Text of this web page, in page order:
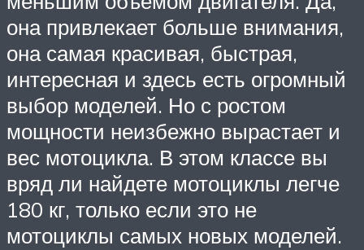
она привлекает больше внимания,
она самая красивая, быстрая,
интересная и здесь есть огромный
выбор моделей. Но с ростом
мощности неизбежно вырастает и
вес мотоцикла. В этом классе вы
вряд ли найдете мотоциклы легче
180 кг, только если это не
мотоциклы самых новых моделей.